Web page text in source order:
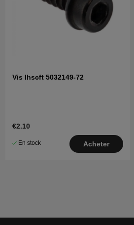
Vis Ihscft 5032149-72
€2.10
En stock Acheter